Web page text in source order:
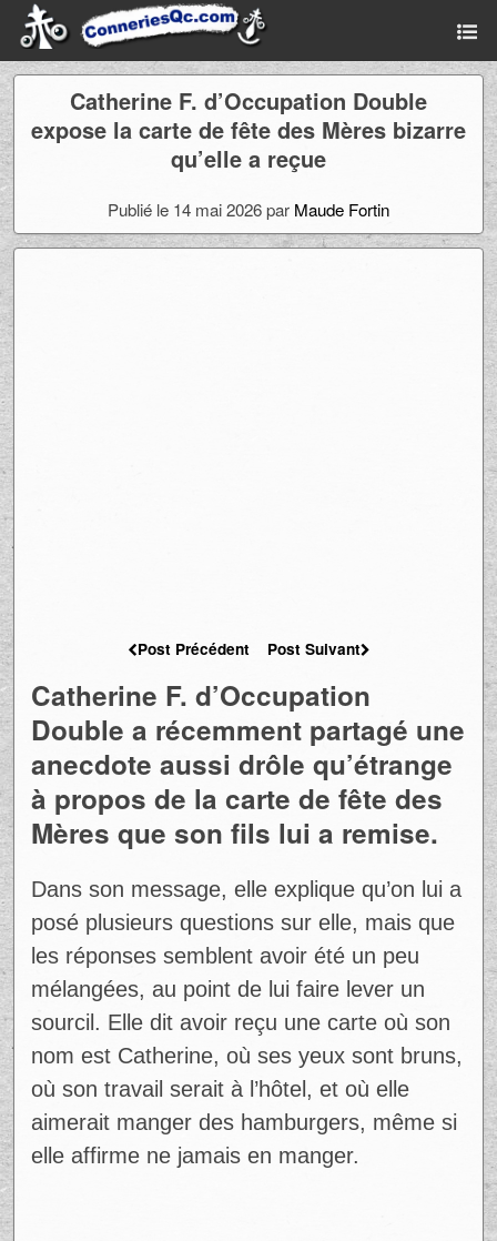
Catherine F. d’Occupation Double
expose la carte de fête des Mères bizarre
qu’elle a reçue
Publié le 14 mai 2026 par Maude Fortin
Post Précédent Post Suivant
Catherine F. d’Occupation
Double a récemment partagé une
anecdote aussi drôle qu’étrange
à propos de la carte de fête des
Mères que son fils lui a remise.
Dans son message, elle explique qu’on lui a
posé plusieurs questions sur elle, mais que
les réponses semblent avoir été un peu
mélangées, au point de lui faire lever un
sourcil. Elle dit avoir reçu une carte où son
nom est Catherine, où ses yeux sont bruns,
où son travail serait à l’hôtel, et où elle
aimerait manger des hamburgers, même si
elle affirme ne jamais en manger.